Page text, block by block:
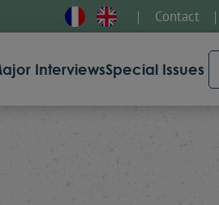
Contact
InterviewsSpecial Issues